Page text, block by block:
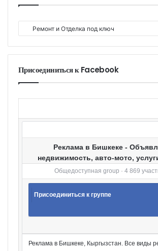
а
т
г
и
Присоединиться к Facebook
Реклама в Бишкеке -
недвижимость, авто-мото,
Общедоступная group · 4 869
Присоединиться к группе
Реклама в Бишкеке, Кыргызстан. Все виды